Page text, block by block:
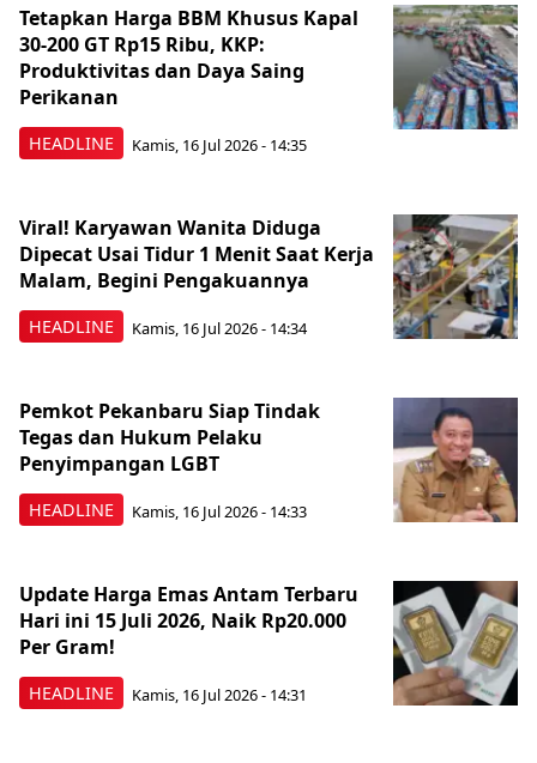
HEADLINE
Tetapkan Harga BBM Khusus Kapal
30-200 GT Rp15 Ribu, KKP:
Produktivitas dan Daya Saing
Perikanan
Kamis, 16 Jul 2026 - 14:35
HEADLINE
Viral! Karyawan Wanita Diduga
Dipecat Usai Tidur 1 Menit Saat Kerja
Malam, Begini Pengakuannya
Kamis, 16 Jul 2026 - 14:34
HEADLINE
Pemkot Pekanbaru Siap Tindak
Tegas dan Hukum Pelaku
Penyimpangan LGBT
Kamis, 16 Jul 2026 - 14:33
HEADLINE
Update Harga Emas Antam Terbaru
Hari ini 15 Juli 2026, Naik Rp20.000
Per Gram!
Kamis, 16 Jul 2026 - 14:31